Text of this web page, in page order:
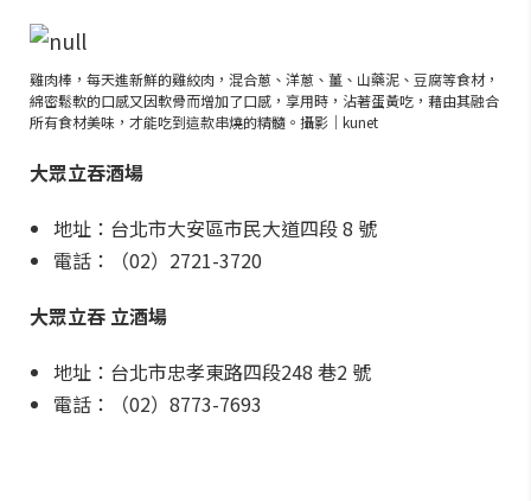
雞肉棒，每天進新鮮的雞絞肉，混合蔥、洋蔥、薑、山藥泥、豆腐等食材，
綿密鬆軟的口感又因軟骨而增加了口感，享用時，沾著蛋黃吃，藉由其融合
所有食材美味，才能吃到這款串燒的精髓。攝影｜kunet
大眾立吞酒場
地址：台北市大安區市民大道四段 8 號
電話：（02）2721-3720
大眾立吞 立酒場
地址：台北市忠孝東路四段248 巷2 號
電話：（02）8773-7693